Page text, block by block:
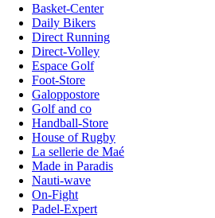
Basket-Center
Daily Bikers
Direct Running
Direct-Volley
Espace Golf
Foot-Store
Galoppostore
Golf and co
Handball-Store
House of Rugby
La sellerie de Maé
Made in Paradis
Nauti-wave
On-Fight
Padel-Expert